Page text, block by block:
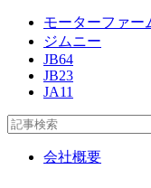
モーターファー
ジムニー
JB64
JB23
JA11
会社概要